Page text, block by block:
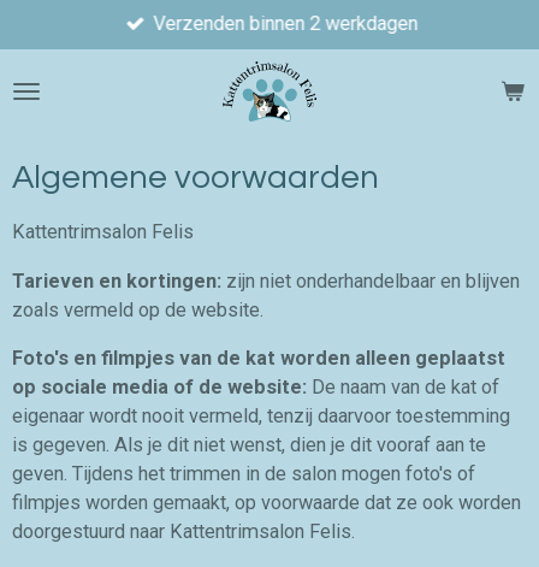
direct
naar
Verzenden binnen 2 werkdagen
Algemene voorwaarden
Kattentrimsalon Felis
Tarieven en kortingen: zijn niet onderhandelbaar en blijven
zoals vermeld op de website.
Foto's en filmpjes van de kat worden alleen geplaatst
op sociale media of de website: De naam van de kat of
eigenaar wordt nooit vermeld, tenzij daarvoor toestemming
is gegeven. Als je dit niet wenst, dien je dit vooraf aan te
geven. Tijdens het trimmen in de salon mogen foto's of
filmpjes worden gemaakt, op voorwaarde dat ze ook worden
doorgestuurd naar Kattentrimsalon Felis.